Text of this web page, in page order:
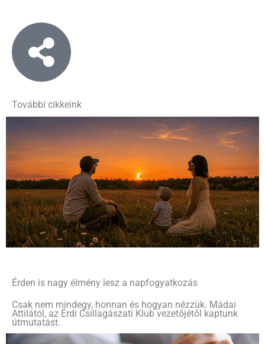
További cikkeink
Érden is nagy élmény lesz a napfogyatkozás
Csak nem mindegy, honnan és hogyan nézzük. Mádai
Attilától, az Érdi Csillagászati Klub vezetőjétől kaptunk
útmutatást.